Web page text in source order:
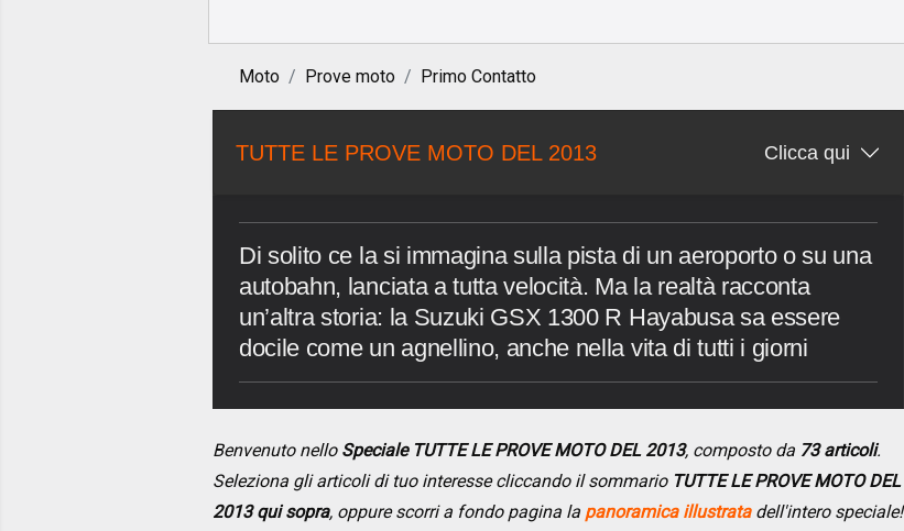
Moto Prove moto Primo Contatto
TUTTE LE PROVE MOTO DEL 2013 Clicca qui
Di solito ce la si immagina sulla pista di un aeroporto o su una
autobahn, lanciata a tutta velocità. Ma la realtà racconta
un’altra storia: la Suzuki GSX 1300 R Hayabusa sa essere
docile come un agnellino, anche nella vita di tutti i giorni
Benvenuto nello Speciale TUTTE LE PROVE MOTO DEL 2013, composto da 73 articoli.
Seleziona gli articoli di tuo interesse cliccando il sommario TUTTE LE PROVE MOTO DEL
2013 qui sopra, oppure scorri a fondo pagina la panoramica illustratadell'intero speciale!